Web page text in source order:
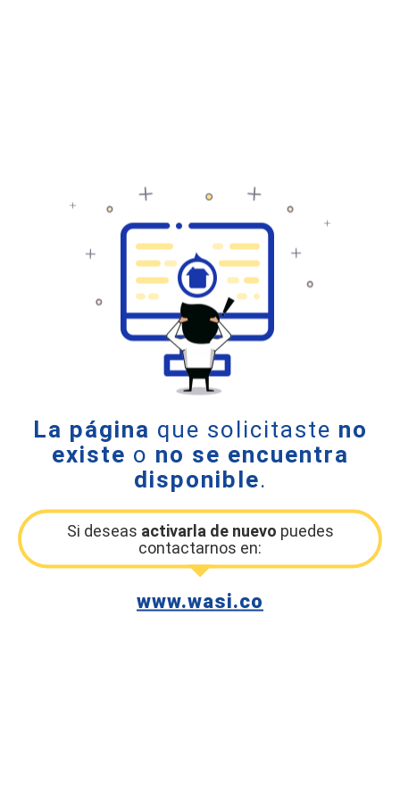
La página que solicitaste no
existe o no se encuentra
disponible.
Si deseas activarla de nuevo puedes
contactarnos en:
www.wasi.co